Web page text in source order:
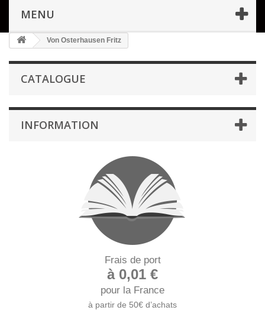
MENU
Von Osterhausen Fritz
CATALOGUE
INFORMATION
Frais de port
à 0,01 €
pour la France
à partir de 50€ d’achats